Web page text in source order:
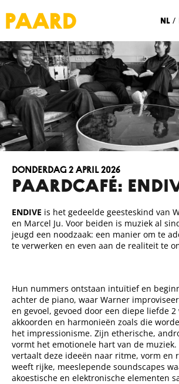
nl /
Paardcafé:
donderdag 2 april 2026
ENDIVE is het gedeelde geesteskind van
en Marcel Ju. Voor beiden is muziek al
jeugd een noodzaak: een manier om te
te verwerken en even aan de realiteit te
Hun nummers ontstaan intuïtief en
achter de piano, waar Warner
en gevoel, gevoed door een diepe liefde 2
akkoorden en harmonieën zoals die
het impressionisme. Zijn etherische,
vormt het emotionele hart van de muziek.
vertaalt deze ideeën naar ritme, vorm en
weeft rijke, meeslepende soundscapes
akoestische en elektronische elementen